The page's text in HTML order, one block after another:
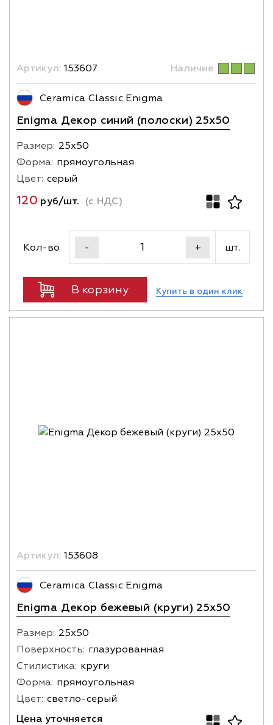
Артикул: 153607 Наличие
Ceramica Classic Enigma
Enigma Декор синий (полоски) 25х50
Размер: 25х50
Форма: прямоугольная
Цвет: серый
120 руб/шт. (с НДС)
Кол-во - + шт.
В корзину Купить в один клик
Артикул: 153608
Ceramica Classic Enigma
Enigma Декор бежевый (круги) 25х50
Размер: 25х50
Поверхность: глазурованная
Стилистика: круги
Форма: прямоугольная
Цвет: светло-серый
Цена уточняется